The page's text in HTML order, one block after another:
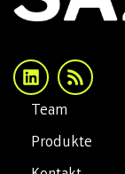
Team
Produkte